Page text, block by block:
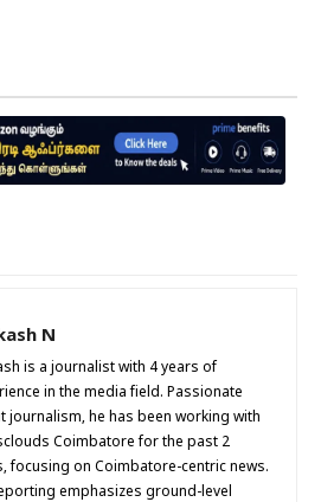
N
is a journalist with 4 years of
in the media field. Passionate
journalism, he has been working with
Coimbatore for the past 2
focusing on Coimbatore-centric news.
emphasizes ground-level